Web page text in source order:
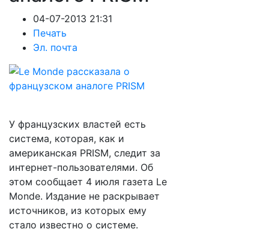
04-07-2013 21:31
Печать
Эл. почта
У французских властей есть
система, которая, как и
американская PRISM, следит за
интернет-пользователями. Об
этом сообщает 4 июля газета Le
Monde. Издание не раскрывает
источников, из которых ему
стало известно о системе.